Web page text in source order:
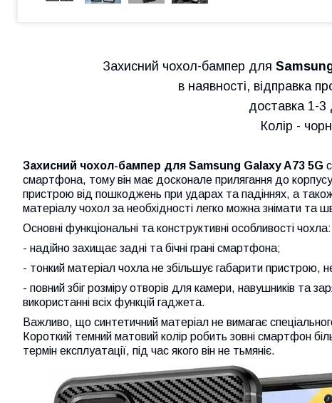
Захисний чохол-бампер для
в наявності, відправка
доставка 1-3
Колір -
Захисний чохол-бампер для Samsung Galaxy A73 5G
смартфона, тому він має досконале прилягання до
пристрою від пошкоджень при ударах та падіннях, а
матеріалу чохол за необхідності легко можна знімати та
Основні функціональні та конструктивні особливості чохла:
- надійно захищає задні та бічні грані смартфона;
- тонкий матеріал чохла не збільшує габарити
- повний збіг розміру отворів для камери, навушників та
використанні всіх функцій гаджета.
Важливо, що синтетичний матеріал не вимагає
Короткий темний матовий колір робить зовні смартфон
термін експлуатації, під час якого він не тьмяніє.